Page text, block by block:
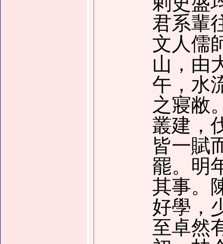
君系輩
文人儒
山，由
午，水
之寢敝
叢建，
皆一賦
罷。明
其事。
好學，
至卓然